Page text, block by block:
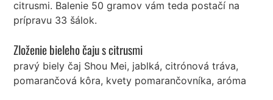
citrusmi. Balenie 50 gramov vám teda postačí na
prípravu 33 šálok.
Zloženie bieleho čaju s citrusmi
pravý biely čaj Shou Mei, jablká, citrónová tráva,
pomarančová kôra, kvety pomarančovníka, aróma